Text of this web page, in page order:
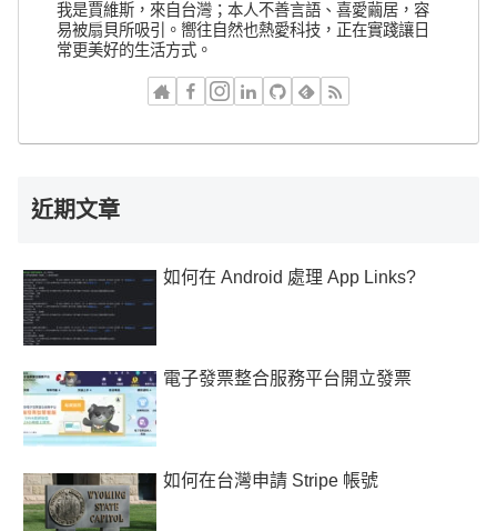
我是賈維斯，來自台灣；本人不善言語、喜愛繭居，容
易被扇貝所吸引。嚮往自然也熱愛科技，正在實踐讓日
常更美好的生活方式。
近期文章
如何在 Android 處理 App Links?
電子發票整合服務平台開立發票
如何在台灣申請 Stripe 帳號